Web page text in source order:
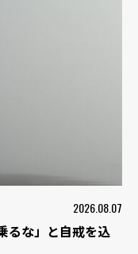
2026.08.07
るな」と自戒を込